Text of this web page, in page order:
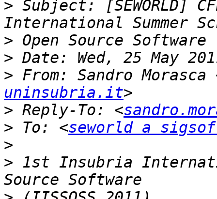
> Subject: [SEWORLD]
>
>
> From: Sandro Morasca
uninsubria.it
> Reply-To: <
> To: <seworld a
>
> 1st Insubria